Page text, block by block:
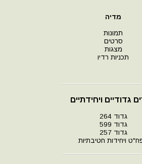
מדיה
תמונות
סרטים
מצגות
תכניות רדיו
גדודיים ויחידתיים
גדוד 264
גדוד 599
גדוד 257
ויחידות חטיבתיות